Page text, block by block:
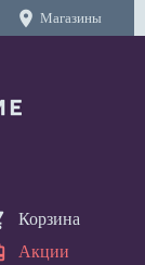
location_on Магазины
Корзина
Акции